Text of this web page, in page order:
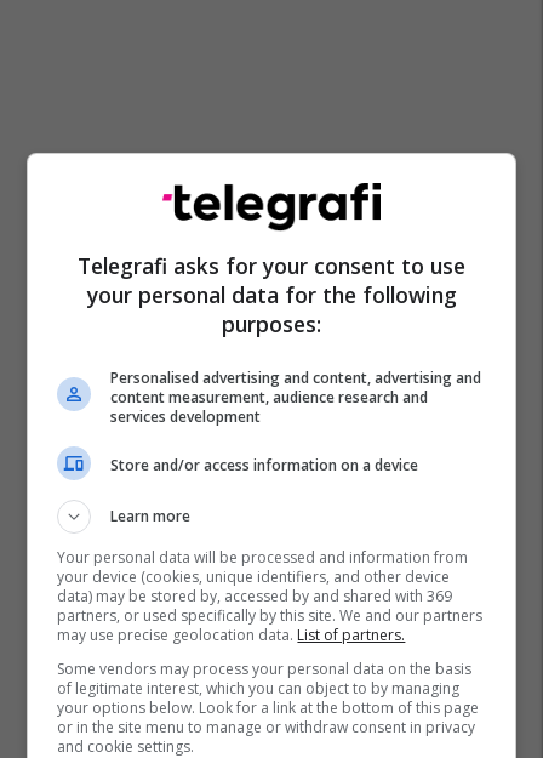
Telegrafi asks for your consent to use
your personal data for the following
purposes:
Personalised advertising and content, advertising and
content measurement, audience research and
services development
Store and/or access information on a device
Learn more
Your personal data will be processed and information from
your device (cookies, unique identifiers, and other device
data) may be stored by, accessed by and shared with 369
partners, or used specifically by this site. We and our partners
may use precise geolocation data. List of partners.
Some vendors may process your personal data on the basis
of legitimate interest, which you can object to by managing
your options below. Look for a link at the bottom of this page
or in the site menu to manage or withdraw consent in privacy
and cookie settings.